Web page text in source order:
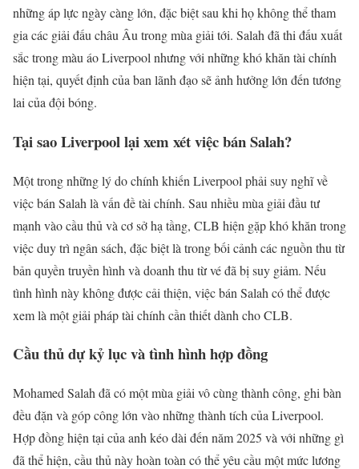
những áp lực ngày càng lớn, đặc biệt sau khi họ không thể tham
gia các giải đấu châu Âu trong mùa giải tới. Salah đã thi đấu xuất
sắc trong màu áo Liverpool nhưng với những khó khăn tài chính
hiện tại, quyết định của ban lãnh đạo sẽ ảnh hưởng lớn đến tương
lai của đội bóng.
Tại sao Liverpool lại xem xét việc bán Salah?
Một trong những lý do chính khiến Liverpool phải suy nghĩ về
việc bán Salah là vấn đề tài chính. Sau nhiều mùa giải đầu tư
mạnh vào cầu thủ và cơ sở hạ tầng, CLB hiện gặp khó khăn trong
việc duy trì ngân sách, đặc biệt là trong bối cảnh các nguồn thu từ
bản quyền truyền hình và doanh thu từ vé đã bị suy giảm. Nếu
tình hình này không được cải thiện, việc bán Salah có thể được
xem là một giải pháp tài chính cần thiết dành cho CLB.
Cầu thủ dự kỷ lục và tình hình hợp đồng
Mohamed Salah đã có một mùa giải vô cùng thành công, ghi bàn
đều đặn và góp công lớn vào những thành tích của Liverpool.
Hợp đồng hiện tại của anh kéo dài đến năm 2025 và với những gì
đã thể hiện, cầu thủ này hoàn toàn có thể yêu cầu một mức lương